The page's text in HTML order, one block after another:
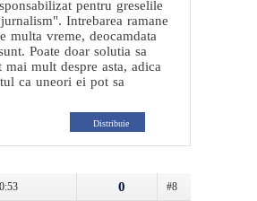
pentru greselile
Intrebarea ramane
multa vreme, deocamdata
Poate doar solutia sa
mai mult despre asta, adica
ca uneori ei pot sa
Distribuie
#8
0